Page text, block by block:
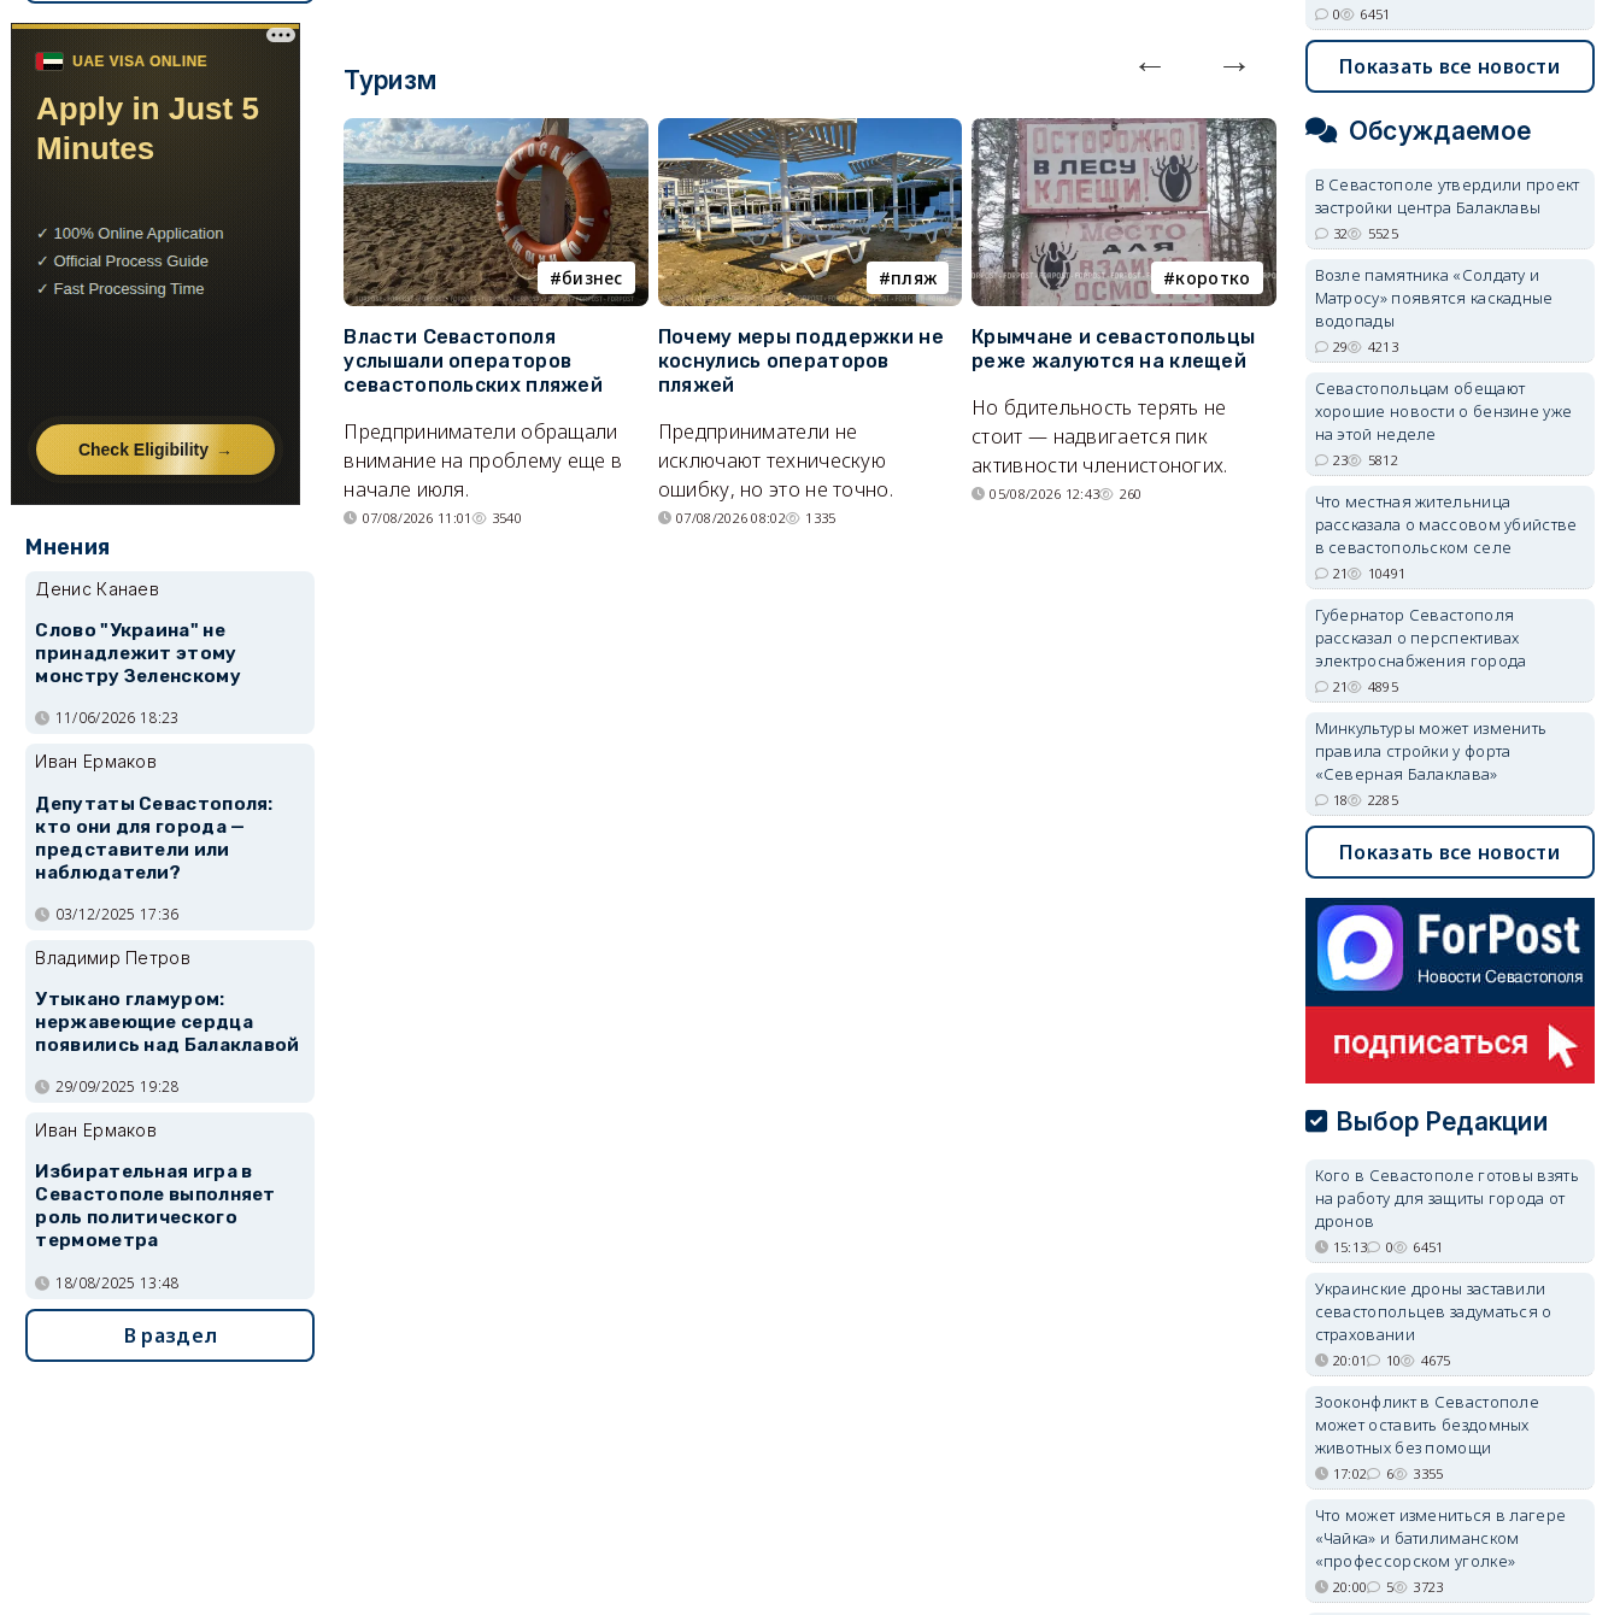
Туризм
бизнес
Власти Севастополя
услышали операторов
севастопольских пляжей
Предприниматели обращали
внимание на проблему еще в
начале июля.
07/08/2026 11:01 3540
пляж
Почему меры поддержки не
коснулись операторов
пляжей
Предприниматели не
исключают техническую
ошибку, но это не точно.
07/08/2026 08:02 1335
коротко
Крымчане и севастопольцы
реже жалуются на клещей
Но бдительность терять не
стоит — надвигается пик
активности членистоногих.
05/08/2026 12:43 260
Балаклава
В Севастополе утвердили
проект застройки центра
Балаклавы
Там появится туристический
квартал с отелями и
Мнения
Денис Канаев
Слово "Украина" не
принадлежит этому
монстру Зеленскому
11/06/2026 18:23
Иван Ермаков
Депутаты Севастополя:
кто они для города —
представители или
наблюдатели?
03/12/2025 17:36
Владимир Петров
Утыкано гламуром:
нержавеющие сердца
появились над Балаклавой
29/09/2025 19:28
Иван Ермаков
Избирательная игра в
Севастополе выполняет
роль политического
термометра
18/08/2025 13:48
В раздел
0 6451
Показать все новости
Обсуждаемое
В Севастополе утвердили проект
застройки центра Балаклавы
32 5525
Возле памятника «Солдату и
Матросу» появятся каскадные
водопады
29 4213
Севастопольцам обещают
хорошие новости о бензине уже
на этой неделе
23 5812
Что местная жительница
рассказала о массовом убийстве
в севастопольском селе
21 10491
Губернатор Севастополя
рассказал о перспективах
электроснабжения города
21 4895
Минкультуры может изменить
правила стройки у форта
«Северная Балаклава»
18 2285
Показать все новости
Выбор Редакции
Кого в Севастополе готовы взять
на работу для защиты города от
дронов
15:13 0 6451
Украинские дроны заставили
севастопольцев задуматься о
страховании
20:01 10 4675
Зооконфликт в Севастополе
может оставить бездомных
животных без помощи
17:02 6 3355
Что может измениться в лагере
«Чайка» и батилиманском
«профессорском уголке»
20:00 5 3723